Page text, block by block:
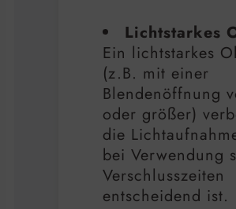
Lichtstarkes
Ein lichtstarkes
(z.B. mit einer
Blendenöffnung
oder größer)
die
bei Verwendung
Verschlusszeiten
entscheidend ist.